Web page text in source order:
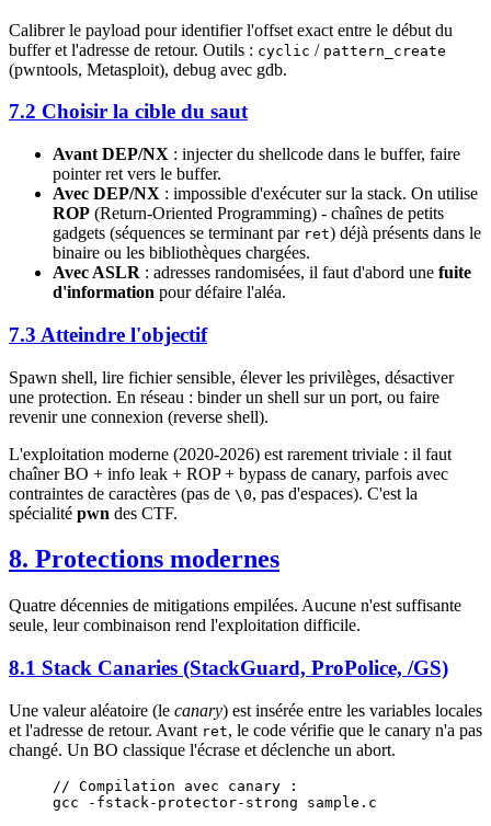
Calibrer le payload pour identifier l'offset exact entre le début du
buffer et l'adresse de retour. Outils : cyclic / pattern_create
(pwntools, Metasploit), debug avec gdb.
7.2 Choisir la cible du saut
Avant DEP/NX : injecter du shellcode dans le buffer, faire
pointer ret vers le buffer.
Avec DEP/NX : impossible d'exécuter sur la stack. On utilise
ROP (Return-Oriented Programming) - chaînes de petits
gadgets (séquences se terminant par ret) déjà présents dans le
binaire ou les bibliothèques chargées.
Avec ASLR : adresses randomisées, il faut d'abord une fuite
d'information pour défaire l'aléa.
7.3 Atteindre l'objectif
Spawn shell, lire fichier sensible, élever les privilèges, désactiver
une protection. En réseau : binder un shell sur un port, ou faire
revenir une connexion (reverse shell).
L'exploitation moderne (2020-2026) est rarement triviale : il faut
chaîner BO + info leak + ROP + bypass de canary, parfois avec
contraintes de caractères (pas de \0, pas d'espaces). C'est la
spécialité pwn des CTF.
8. Protections modernes
Quatre décennies de mitigations empilées. Aucune n'est suffisante
seule, leur combinaison rend l'exploitation difficile.
8.1 Stack Canaries (StackGuard, ProPolice, /GS)
Une valeur aléatoire (le canary) est insérée entre les variables locales
et l'adresse de retour. Avant ret, le code vérifie que le canary n'a pas
changé. Un BO classique l'écrase et déclenche un abort.
// Compilation avec canary :
gcc
- fstack - protector- strong sample.c